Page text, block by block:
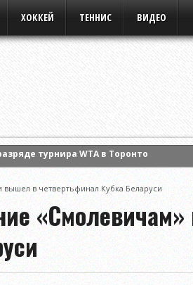
ХОККЕЙ ТЕННИС ВИДЕО
матче Высшей лиги
в четвертьфинал Кубка Беларуси